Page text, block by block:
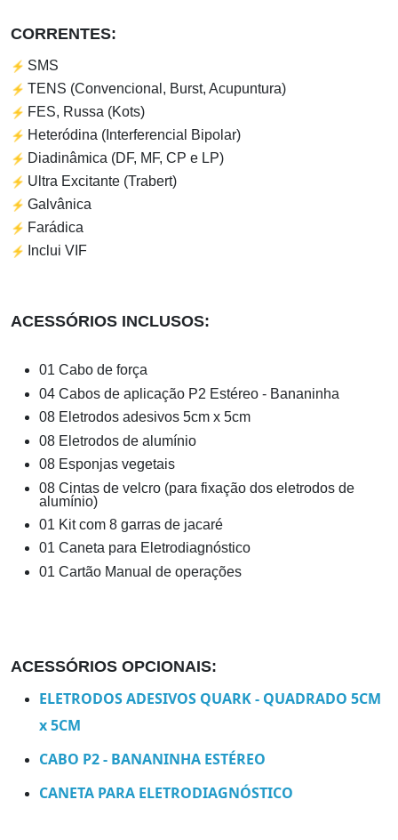
CORRENTES:
⚡ SMS
⚡ TENS (Convencional, Burst, Acupuntura)
⚡ FES, Russa (Kots)
⚡ Heteródina (Interferencial Bipolar)
⚡ Diadinâmica (DF, MF, CP e LP)
⚡ Ultra Excitante (Trabert)
⚡ Galvânica
⚡ Farádica
⚡ Inclui VIF
ACESSÓRIOS INCLUSOS:
01 Cabo de força
04 Cabos de aplicação P2 Estéreo - Bananinha
08 Eletrodos adesivos 5cm x 5cm
08 Eletrodos de alumínio
08 Esponjas vegetais
08 Cintas de velcro (para fixação dos eletrodos de
alumínio)
01 Kit com 8 garras de jacaré
01 Caneta para Eletrodiagnóstico
01 Cartão Manual de operações
ACESSÓRIOS OPCIONAIS:
ELETRODOS ADESIVOS QUARK - QUADRADO 5CM
x 5CM
CABO P2 - BANANINHA ESTÉREO
CANETA PARA ELETRODIAGNÓSTICO